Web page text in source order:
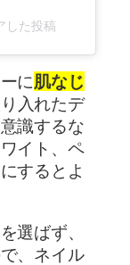
した投稿
に肌なじ
入れたデ
識するな
イト、ペ
するとよ
選ばず、
、ネイル